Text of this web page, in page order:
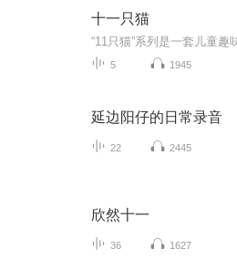
十一只猫
5 1945
延边阳仔的日常录音
22 2445
欣然十一
36 1627